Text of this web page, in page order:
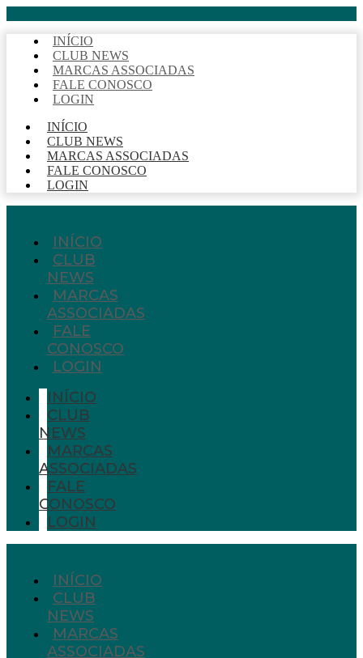
INÍCIO
CLUB NEWS
MARCAS ASSOCIADAS
FALE CONOSCO
LOGIN
INÍCIO
CLUB NEWS
MARCAS ASSOCIADAS
FALE CONOSCO
LOGIN
INÍCIO
CLUB
NEWS
MARCAS
ASSOCIADAS
FALE
CONOSCO
LOGIN
INÍCIO
CLUB
NEWS
MARCAS
ASSOCIADAS
FALE
CONOSCO
LOGIN
INÍCIO
CLUB
NEWS
MARCAS
ASSOCIADAS